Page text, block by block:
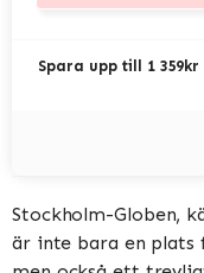
Spara upp till 1
Stockholm-Globen,
är inte bara en plats